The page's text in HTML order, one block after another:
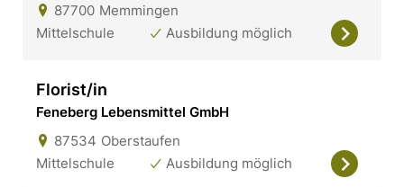
87700 Memmingen
Mittelschule
Ausbildung möglich
Florist/in
Feneberg Lebensmittel GmbH
87534 Oberstaufen
Mittelschule
Ausbildung möglich